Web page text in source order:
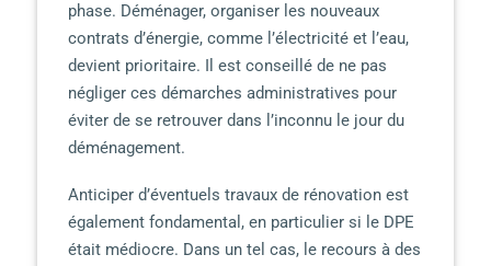
phase. Déménager, organiser les nouveaux
contrats d’énergie, comme l’électricité et l’eau,
devient prioritaire. Il est conseillé de ne pas
négliger ces démarches administratives pour
éviter de se retrouver dans l’inconnu le jour du
déménagement.
Anticiper d’éventuels travaux de rénovation est
également fondamental, en particulier si le DPE
était médiocre. Dans un tel cas, le recours à des